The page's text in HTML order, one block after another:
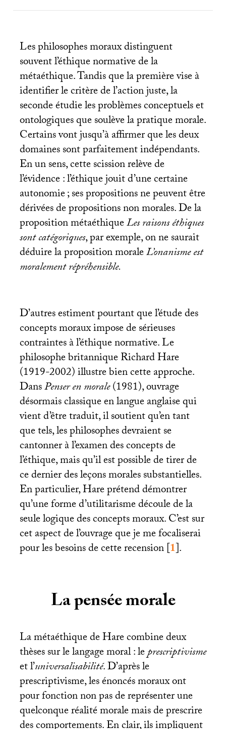
Les philosophes moraux distinguent
souvent l’éthique normative de la
métaéthique. Tandis que la première vise à
identifier le critère de l’action juste, la
seconde étudie les problèmes conceptuels et
ontologiques que soulève la pratique morale.
Certains vont jusqu’à affirmer que les deux
domaines sont parfaitement indépendants.
En un sens, cette scission relève de
l’évidence : l’éthique jouit d’une certaine
autonomie; ses propositions ne peuvent être
dérivées de propositions non morales. De la
proposition métaéthiqueLes raisons éthiques
sont catégoriques, par exemple, on ne saurait
déduire la proposition moraleL’onanisme est
moralement répréhensible.
D’autres estiment pourtant que l’étude des
concepts moraux impose de sérieuses
contraintes à l’éthique normative. Le
philosophe britannique Richard Hare
(1919-2002) illustre bien cette approche.
DansPenser en morale(1981), ouvrage
désormais classique en langue anglaise qui
vient d’être traduit, il soutient qu’en tant
que tels, les philosophes devraient se
cantonner à l’examen des concepts de
l’éthique, mais qu’il est possible de tirer de
ce dernier des leçons morales substantielles.
En particulier, Hare prétend démontrer
qu’une forme d’utilitarisme découle de la
seule logique des concepts moraux. C’est sur
cet aspect de l’ouvrage que je me focaliserai
pour les besoins de cette recension[1].
La pensée morale
La métaéthique de Hare combine deux
thèses sur le langage moral : leprescriptivisme
et l’universalisabilité. D’après le
prescriptivisme, les énoncés moraux ont
pour fonction non pas de représenter une
quelconque réalité morale mais de prescrire